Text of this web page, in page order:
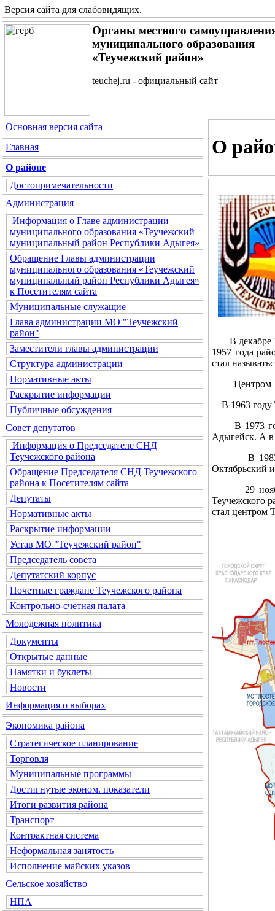
Версия сайта для слабовидящих.
Органы местного
муниципального образования
«Теучежский район»
teuchej.ru - официальный сайт
Основная версия сайта
Главная
О районе
Достопримечательности
Администрация
Информация о Главе администрации
муниципального образования «Теучежский
муниципальный район Республики Адыгея»
Обращение Главы администрации
муниципального образования «Теучежский
муниципальный район Республики Адыгея»
к Посетителям сайта
Муниципальные служащие
Глава администрации МО "Теучежский
район"
Заместители главы администрации
Структура администрации
Нормативные акты
Раскрытие информации
Публичные обсуждения
Совет депутатов
Информация о Председателе СНД
Теучежского района
Обращение Председателя СНД Теучежского
района к Посетителям сайта
Депутаты
Нормативные акты
Раскрытие информации
Устав МО "Теучежский район"
Председатель совета
Депутатский корпус
Почетные граждане Теучежского района
Контрольно-счётная палата
Молодежная политика
Документы
Открытые данные
Памятки и буклеты
Новости
Информация о выборах
Экономика района
Стратегическое планирование
Торговля
Муниципальные программы
Достигнутые эконом. показатели
Итоги развития района
Транспорт
Контрактная система
Неформальная занятость
Исполнение майских указов
Сельское хозяйство
НПА
О
В декабре
1957 года
стал
Центром
В 1963 году
В 1973 году
Адыгейск. А в
В 1983
Октябрьский
29 ноября
Теучежского
стал центром